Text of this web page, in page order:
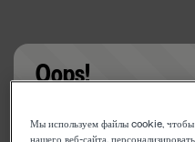
Oops!
Something went
Мы используем файлы cookie, чтобы